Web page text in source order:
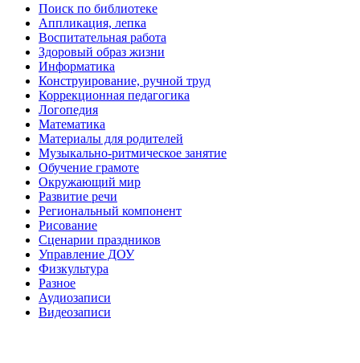
Поиск по библиотеке
Аппликация, лепка
Воспитательная работа
Здоровый образ жизни
Информатика
Конструирование, ручной труд
Коррекционная педагогика
Логопедия
Математика
Материалы для родителей
Музыкально-ритмическое занятие
Обучение грамоте
Окружающий мир
Развитие речи
Региональный компонент
Рисование
Сценарии праздников
Управление ДОУ
Физкультура
Разное
Аудиозаписи
Видеозаписи